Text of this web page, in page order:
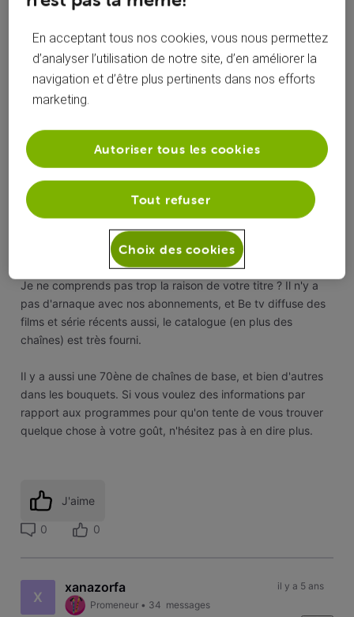
J'aime
0 0
Antoine L
+7 plus
Officiel VOO messages
@xanazorfa,
Je ne comprends pas trop la raison de votre titre ? Il n'y a
pas d'arnaque avec nos abonnements, et Be tv diffuse des
films et série récents aussi, le catalogue (en plus des
chaînes) est très fourni.
Il y a aussi une 70ène de chaînes de base, et bien d'autres
dans les bouquets. Si vous voulez des informations par
rapport aux programmes pour qu'on tente de vous trouver
quelque chose à votre goût, n'hésitez pas à en dire plus.
J'aime
0 0
X
xanazorfa
Promeneur • 34 messages
il y a 5 ans
En acceptant tous nos cookies, vous nous permettez
d’analyser l’utilisation de notre site, d’en améliorer la
navigation et d’être plus pertinents dans nos efforts
marketing.
Tout refuser
Autoriser tous les cookies
Choix des cookies